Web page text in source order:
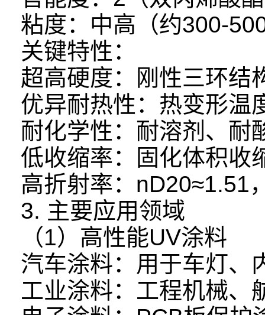
粘度：中高（约300-
关键特性：
超高硬度：刚性三环结
优异耐热性：热变形
耐化学性：耐溶剂、耐
低收缩率：固化体积收
高折射率：nD20≈1.51
3. 主要应用领域
（1）高性能UV涂料
汽车涂料：用于车灯、
工业涂料：工程机械、